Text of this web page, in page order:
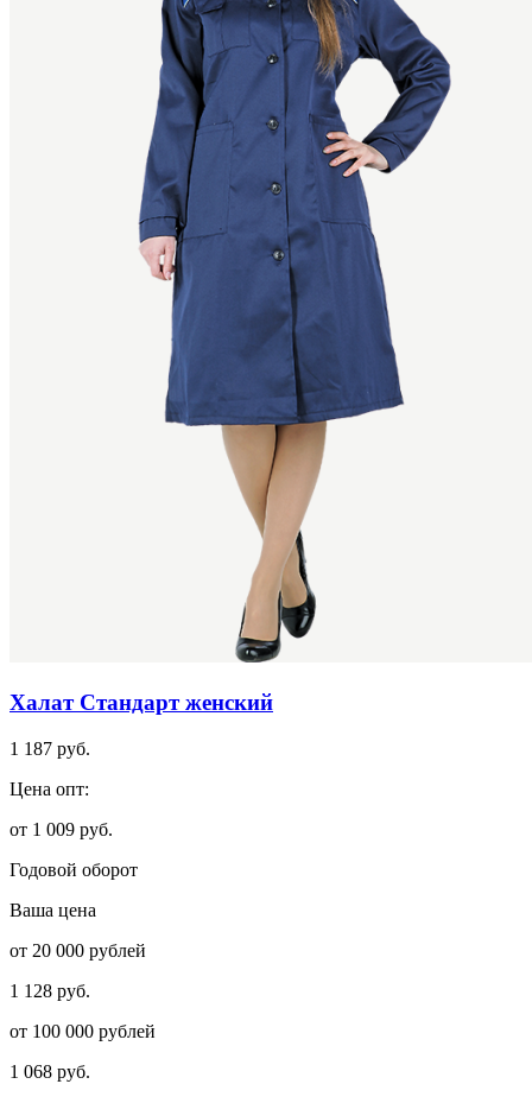
Халат Стандарт женский
1 187 руб.
Цена опт:
от 1 009 руб.
Годовой оборот
Ваша цена
от 20 000 рублей
1 128 руб.
от 100 000 рублей
1 068 руб.